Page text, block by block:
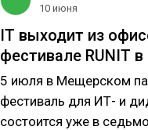
10 июня
IT выходит из
фестивале RUNIT
5 июля в Мещерском
фестиваль для ИТ- и
состоится уже в